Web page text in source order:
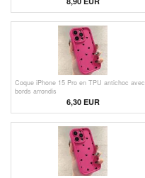
Coque iPhone 15 Pro en TPU antichoc avec
bords arrondis
6,30EUR